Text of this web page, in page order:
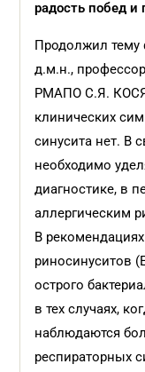
радость побед и
Продолжил тему
д.м.н.,
РМАПО С.Я.
клинических
синусита нет. В
необходимо
диагностике, в
аллергическим
В
риносинуситов
острого
в тех случаях,
наблюдаются
респираторных